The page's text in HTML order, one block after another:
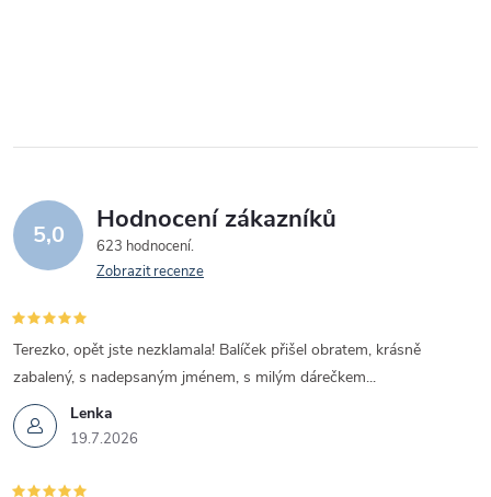
5,0 Hodnocení zákazníků
623 hodnocení
Zobrazit recenze
Lenka
19.7.2026
Terezko, opět jste nezklamala! Balíček přišel obratem, krásně
zabalený, s nadepsaným jménem, s milým dárečkem...